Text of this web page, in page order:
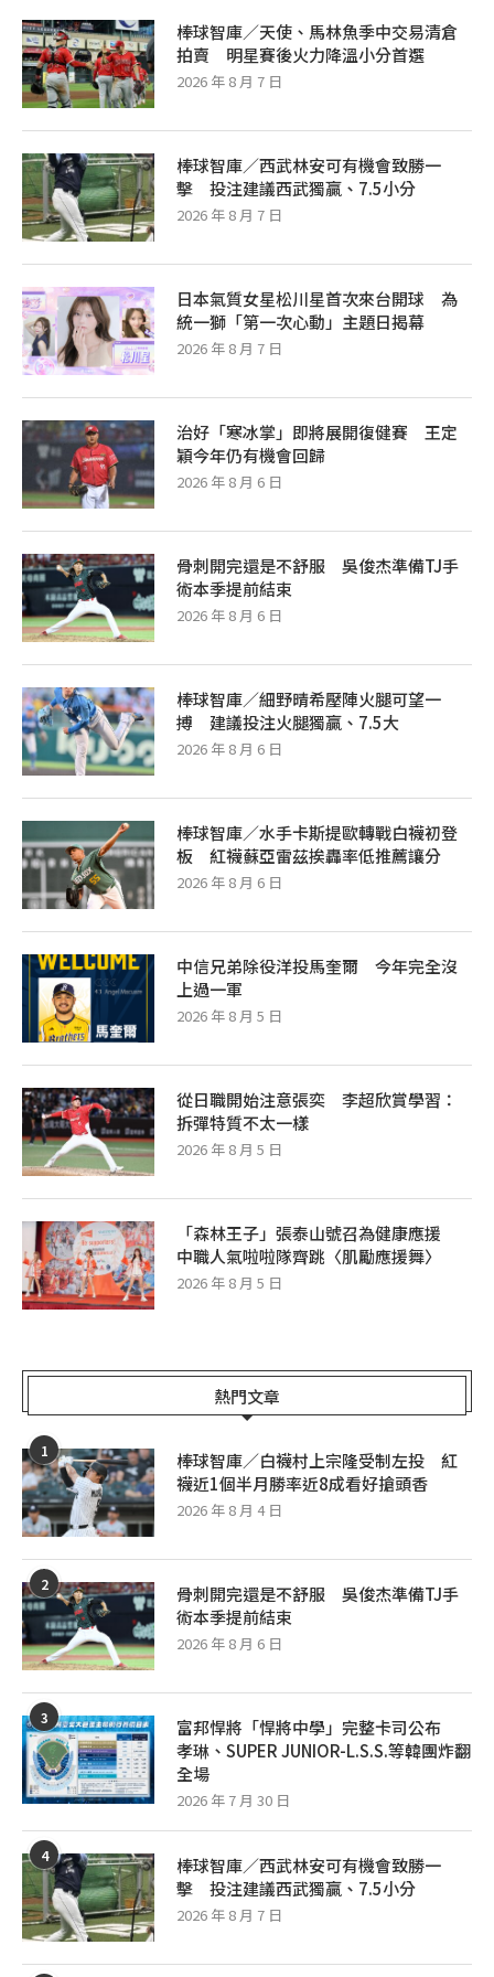
棒球智庫／天使、馬林魚季中交易清倉
拍賣 明星賽後火力降溫小分首選
2026 年 8 月 7 日
棒球智庫／西武林安可有機會致勝一
擊 投注建議西武獨贏、7.5小分
2026 年 8 月 7 日
日本氣質女星松川星首次來台開球 為
統一獅「第一次心動」主題日揭幕
2026 年 8 月 7 日
治好「寒冰掌」即將展開復健賽 王定
穎今年仍有機會回歸
2026 年 8 月 6 日
骨刺開完還是不舒服 吳俊杰準備TJ手
術本季提前結束
2026 年 8 月 6 日
棒球智庫／細野晴希壓陣火腿可望一
搏 建議投注火腿獨贏、7.5大
2026 年 8 月 6 日
棒球智庫／水手卡斯提歐轉戰白襪初登
板 紅襪蘇亞雷茲挨轟率低推薦讓分
2026 年 8 月 6 日
中信兄弟除役洋投馬奎爾 今年完全沒
上過一軍
2026 年 8 月 5 日
從日職開始注意張奕 李超欣賞學習：
拆彈特質不太一樣
2026 年 8 月 5 日
「森林王子」張泰山號召為健康應援
中職人氣啦啦隊齊跳〈肌勵應援舞〉
2026 年 8 月 5 日
熱門文章
1
棒球智庫／白襪村上宗隆受制左投 紅
襪近1個半月勝率近8成看好搶頭香
2026 年 8 月 4 日
2
骨刺開完還是不舒服 吳俊杰準備TJ手
術本季提前結束
2026 年 8 月 6 日
3
富邦悍將「悍將中學」完整卡司公布
孝琳、SUPER JUNIOR-L.S.S.等韓團炸翻
全場
2026 年 7 月 30 日
4
棒球智庫／西武林安可有機會致勝一
擊 投注建議西武獨贏、7.5小分
2026 年 8 月 7 日